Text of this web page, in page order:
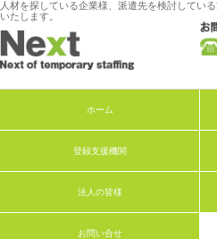
人材を探している企業様、派遣先を検討してい
いたします。
ホーム
登録支援機関
法人の皆様
お問い合せ